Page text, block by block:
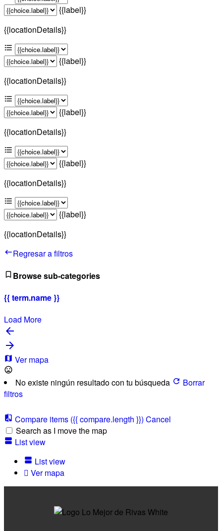
{{label}}
{{locationDetails}}
{{label}}
{{locationDetails}}
{{label}}
{{locationDetails}}
{{label}}
{{locationDetails}}
{{label}}
{{locationDetails}}
Regresar a filtros
Browse sub-categories
{{ term.name }}
Load More
Ver mapa
No existe ningún resultado con tu búsqueda
Borrar
filtros
Compare items ({{ compare.length }}) Cancel
Search as I move the map
List view
List view
Ver mapa